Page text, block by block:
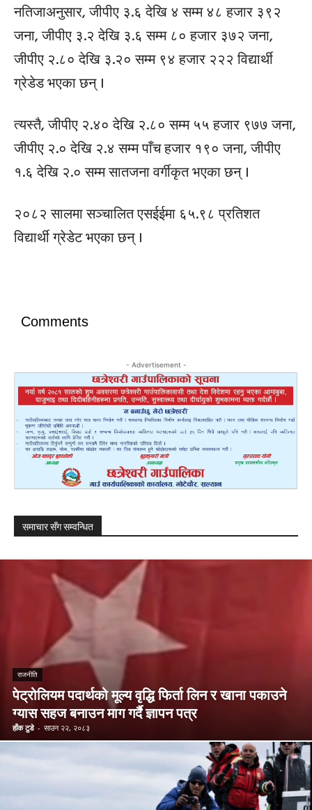
नतिजाअनुसार, जीपीए ३.६ देखि ४ सम्म ४८ हजार ३९२
जना, जीपीए ३.२ देखि ३.६ सम्म ८० हजार ३७२ जना,
जीपीए २.८० देखि ३.२० सम्म ९४ हजार २२२ विद्यार्थी
ग्रेडेड भएका छन् ।
त्यस्तै, जीपीए २.४० देखि २.८० सम्म ५५ हजार ९७७ जना,
जीपीए २.० देखि २.४ सम्म पाँच हजार १९० जना, जीपीए
१.६ देखि २.० सम्म सातजना वर्गीकृत भएका छन् ।
२०८२ सालमा सञ्चालित एसईईमा ६५.९८ प्रतिशत
विद्यार्थी ग्रेडेट भएका छन् ।
Comments
- Advertisement -
समाचार सँग सम्वन्धित
राजनीति
पेट्रोलियम पदार्थको मूल्य वृद्धि फिर्ता लिन र खाना पकाउने
ग्यास सहज बनाउन माग गर्दै ज्ञापन पत्र
हाँक टुडे - साउन २२, २०८३